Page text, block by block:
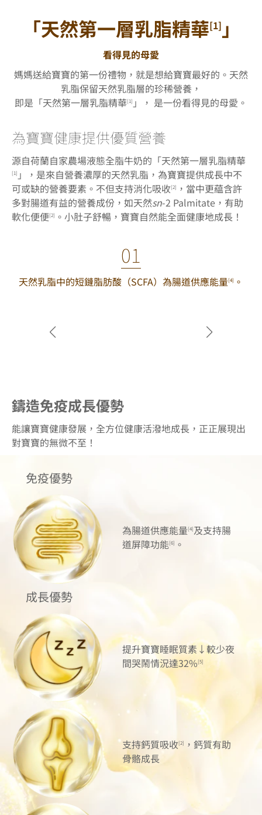
「天然第一層乳﻿﻿脂精﻿﻿華[1] 」
看得見的母愛
媽媽送給寶寶的第一份禮物，就是想給寶寶最好的。天然
乳脂保留天然乳脂層的珍稀營養，
即是「天然第一層乳脂精華[1] 」， 是一份看得見的母愛。
為寶寶健康提供優質營養
源自荷蘭自家農場液態全脂牛奶的「天然第一層乳脂精華
[1] 」，是來自營養濃厚的天然乳脂，為寶寶提供成長中不
可或缺的營養要素。不但支持消化吸收[2] ，當中更藴含許
多對腸道有益的營養成份，如天然sn-2 Palmitate，有助
軟化便便[2] 。小肚子舒暢，寶寶自然能全面健康地成長！
01
天然乳脂中的短鏈脂肪酸（SCFA）為腸道供應能量[4] 。
鑄造免疫成長優勢
能讓寶寶健康發展，全方位健康活潑地成長，正正展現出
對寶寶的無微不至！
免疫優勢
為腸道供應能量[4]及支持腸
道屏障功能[6] 。
成長優勢
提升寶寶睡眠質素↓較少夜
間哭鬧情況達32%[5]
支持鈣質吸收[2]
，鈣質有助
骨骼成長